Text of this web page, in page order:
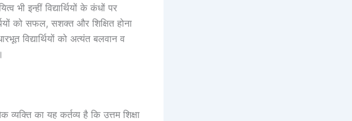
भी इन्हीं विद्यार्थियों के कंधों पर
को सफल, सशक्त और शिक्षित होना
विद्यार्थियों को अत्यंत बलवान व
व्यक्ति का यह कर्तव्य है कि उत्तम शिक्षा